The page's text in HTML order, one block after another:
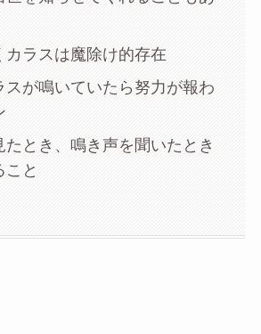
カラスは魔除け的存在
スが鳴いていたら努力が報わ
たとき、鳴き声を聞いたとき
こと